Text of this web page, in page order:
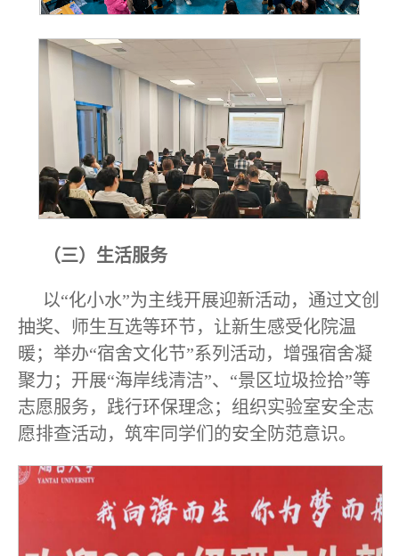
（三）生活服务
以“化小水”为主线开展迎新活动，通过文创
抽奖、师生互选等环节，让新生感受化院温
暖；举办“宿舍文化节”系列活动，增强宿舍凝
聚力；开展“海岸线清洁”、“景区垃圾捡拾”等
志愿服务，践行环保理念；组织实验室安全志
愿排查活动，筑牢同学们的安全防范意识。